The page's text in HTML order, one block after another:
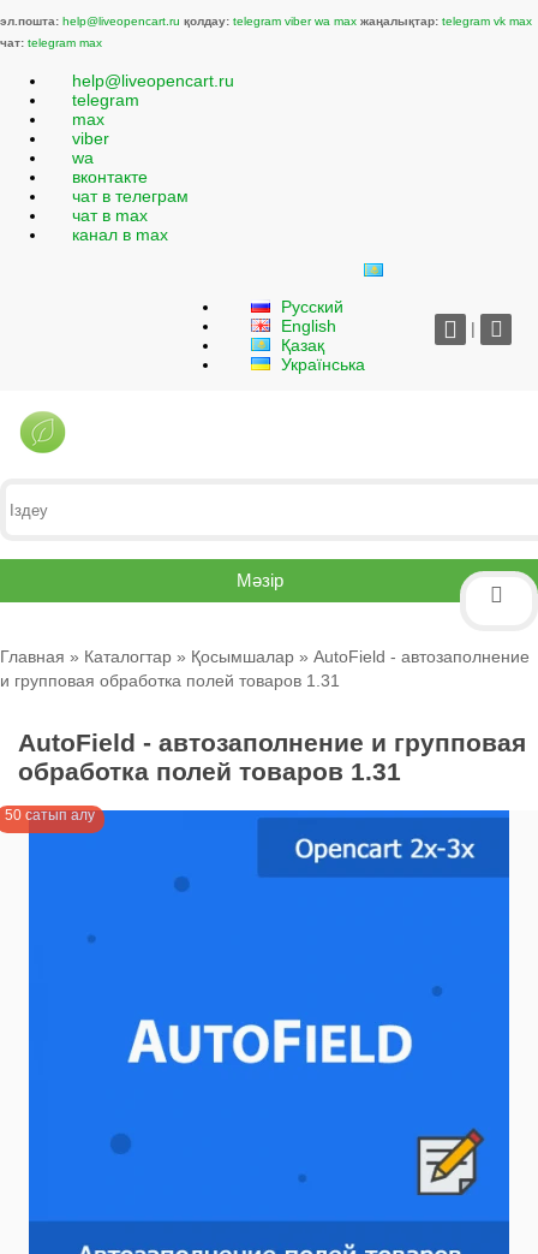
эл.пошта: help@liveopencart.ru қолдау: telegram viber wa max жаңалықтар: telegram vk max
чат: telegram max
help@liveopencart.ru
telegram
max
viber
wa
вконтакте
чат в телеграм
чат в max
канал в max
Русский
English
Қазақ
Українська
|
Мәзір
Главная » Каталогтар » Қосымшалар » AutoField - автозаполнение
и групповая обработка полей товаров 1.31
AutoField - автозаполнение и групповая
обработка полей товаров 1.31
50 сатып алу